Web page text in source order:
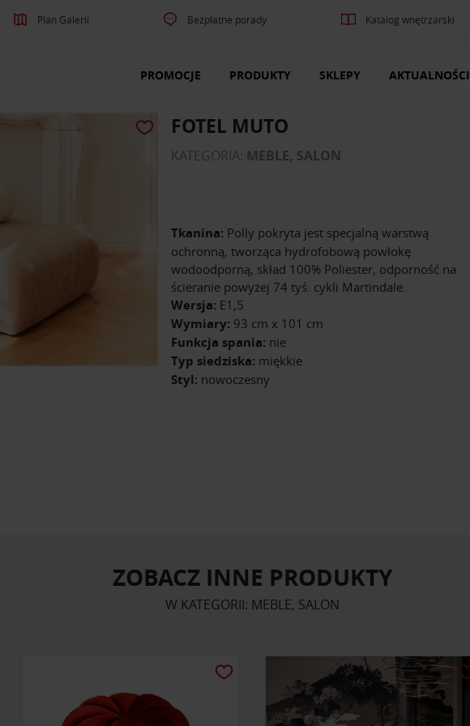
Plan Galerii Bezpłatne porady Katalog wnętrzarski
PROMOCJE PRODUKTY SKLEPY AKTUALNOŚCI
FOTEL MUTO
KATEGORIA: MEBLE, SALON
Tkanina: Polly pokryta jest specjalną warstwą
ochronną, tworząca hydrofobową powłokę
wodoodporną, skład 100% Poliester, odporność na
ścieranie powyżej 74 tyś. cykli Martindale.
Wersja: E1,5
Wymiary: 93 cm x 101 cm
Funkcja spania: nie
Typ siedziska: miękkie
Styl: nowoczesny
ZOBACZ INNE PRODUKTY
W KATEGORII: MEBLE, SALON